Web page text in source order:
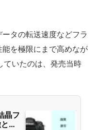
タの転送速度などフラ
を極限にまで高めなが
ていたのは、発売当時
晶フ
レ